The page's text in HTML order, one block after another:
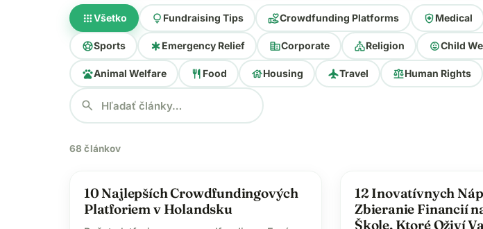
appsVšetko lightbulb Fundraising Tips volunteer_activismCrowdfunding Platforms health_and_safetyMedical
sports_soccerSports emergency Emergency Relief corporate_fareCorporate churchReligion child_careChild
petsAnimal Welfare restaurant Food houseHousing flightTravel balanceHuman Rights
search
68 článkov
volunteer_activism
10 Najlepších Crowdfundingových
Platforiem v Holandsku
school
12 Inovatívnych
Zbieranie Financií
Škole, Ktoré Oživí